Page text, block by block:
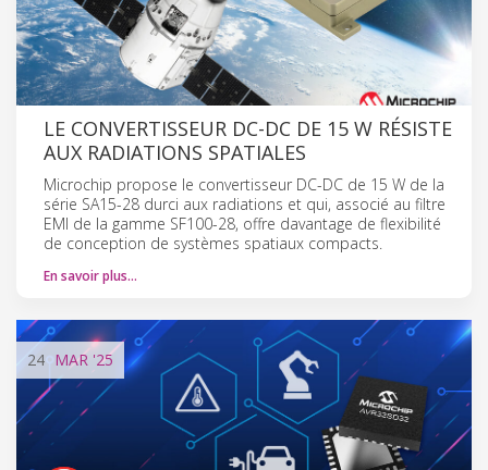
LE CONVERTISSEUR DC-DC DE 15 W RÉSISTE
AUX RADIATIONS SPATIALES
Microchip propose le convertisseur DC-DC de 15 W de la
série SA15-28 durci aux radiations et qui, associé au filtre
EMI de la gamme SF100-28, offre davantage de flexibilité
de conception de systèmes spatiaux compacts.
En savoir plus…
24 MAR '25